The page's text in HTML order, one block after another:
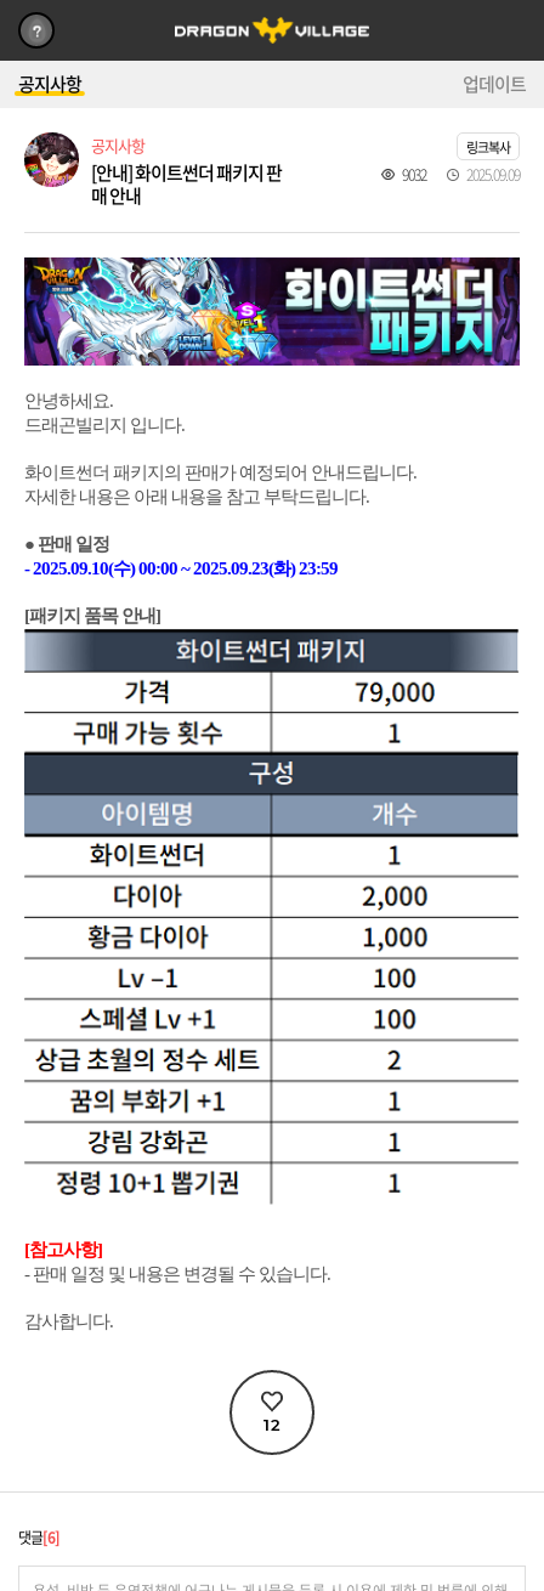
공지사항 업데이트
공지사항
[안내] 화이트썬더 패키지 판
매 안내
링크복사
9032 2025.09.09
안녕하세요.
드래곤빌리지 입니다.
화이트썬더 패키지의 판매가 예정되어 안내드립니다.
자세한 내용은 아래 내용을 참고 부탁드립니다.
● 판매 일정
- 2025.09.10(수) 00:00 ~ 2025.09.23(화) 23:59
[패키지 품목 안내]
[참고사항]
- 판매 일정 및 내용은 변경될 수 있습니다.
감사합니다.
12
댓글 6